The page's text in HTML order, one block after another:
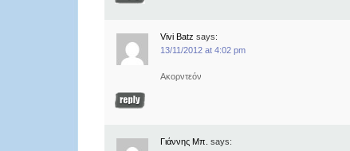
Vivi Batz says:
13/11/2012 at 4:02 pm
Aκορντεόν
Γιάννης Μπ. says: